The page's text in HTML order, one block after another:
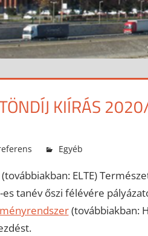
KIÍRÁS
Egyéb
ELTE)
tanév őszi félévére
(továbbiakban: